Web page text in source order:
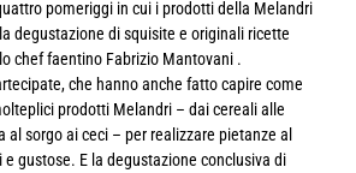
pomeriggi in cui i prodotti della Melandri
degustazione di squisite e originali ricette
chef faentino Fabrizio Mantovani .
che hanno anche fatto capire come
prodotti Melandri – dai cereali alle
al sorgo ai ceci – per realizzare pietanze al
gustose. E la degustazione conclusiva di